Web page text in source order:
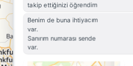
takip ettiğinizi öğrendim
Benim de buna ihtiyacım
var.
Sanırım numarası sende
var.